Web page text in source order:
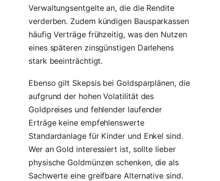
Verwaltungsentgelte an, die die Rendite
verderben. Zudem kündigen Bausparkassen
häufig Verträge frühzeitig, was den Nutzen
eines späteren zinsgünstigen Darlehens
stark beeinträchtigt.
Ebenso gilt Skepsis bei Goldsparplänen, die
aufgrund der hohen Volatilität des
Goldpreises und fehlender laufender
Erträge keine empfehlenswerte
Standardanlage für Kinder und Enkel sind.
Wer an Gold interessiert ist, sollte lieber
physische Goldmünzen schenken, die als
Sachwerte eine greifbare Alternative sind.